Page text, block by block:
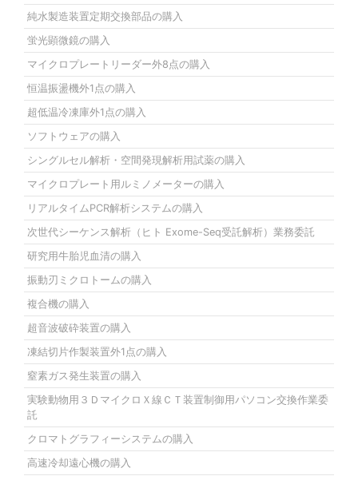
純水製造装置定期交換部品の購入
蛍光顕微鏡の購入
マイクロプレートリーダー外8点の購入
恒温振盪機外1点の購入
超低温冷凍庫外1点の購入
ソフトウェアの購入
シングルセル解析・空間発現解析用試薬の購入
マイクロプレート用ルミノメーターの購入
リアルタイムPCR解析システムの購入
次世代シーケンス解析（ヒト Exome-Seq受託解析）業務委託
研究用牛胎児血清の購入
振動刃ミクロトームの購入
複合機の購入
超音波破砕装置の購入
凍結切片作製装置外1点の購入
窒素ガス発生装置の購入
実験動物用３ＤマイクロＸ線ＣＴ装置制御用パソコン交換作業委
託
クロマトグラフィーシステムの購入
高速冷却遠心機の購入